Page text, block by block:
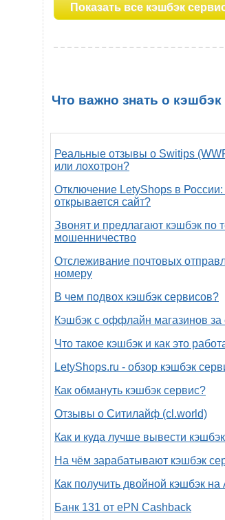
Показать все кэшбэк
Что важно знать о
Реальные отзывы о Switips
или лохотрон?
Отключение LetyShops в
открывается сайт?
Звонят и предлагают кэшбэк по
мошенничество
Отслеживание почтовых
номеру
В чем подвох кэшбэк сервисов?
Кэшбэк с оффлайн магазинов за
Что такое кэшбэк и как это
LetyShops.ru - обзор кэшбэк
Как обмануть кэшбэк сервис?
Отзывы о Ситилайф (cl.world)
Как и куда лучше вывести
На чём зарабатывают кэшбэк
Как получить двойной кэшбэк на
Банк 131 от ePN Cashback